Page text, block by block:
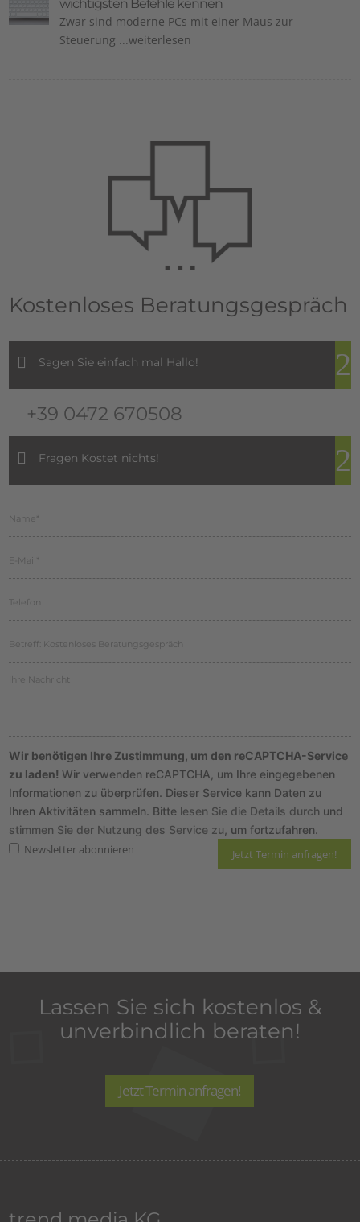
wichtigsten Befehle kennen
Zwar sind moderne PCs mit einer Maus zur
Steuerung ...weiterlesen
Kostenloses Beratungsgespräch
Sagen Sie einfach mal Hallo!
+39 0472 670508
Fragen Kostet nichts!
Wir benötigen Ihre Zustimmung, um den reCAPTCHA-Service
zu laden!Wir verwenden reCAPTCHA, um Ihre eingegebenen
Informationen zu überprüfen. Dieser Service kann Daten zu
Ihren Aktivitäten sammeln. Bitte lesen Sie die Details durch und
stimmen Sie der Nutzung des Service zu , um fortzufahren.
Newsletter abonnieren
Lassen Sie sich kostenlos &
unverbindlich beraten!
Jetzt Termin anfragen!